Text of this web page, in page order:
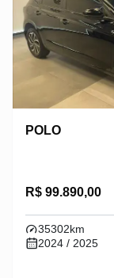
POLO
R$ 99.890,00
35302km
2024 / 2025